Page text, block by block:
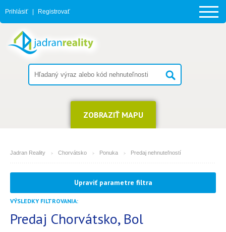
Prihlásiť Registrovať
ZOBRAZIŤ MAPU
Jadran Reality Chorvátsko Ponuka Predaj nehnuteľností
MESTO
(môžete vybrať viacej položiek)
Apartmán
Upraviť parametre filtra
VÝSLEDKY FILTROVANIA:
Predaj Chorvátsko, Bol